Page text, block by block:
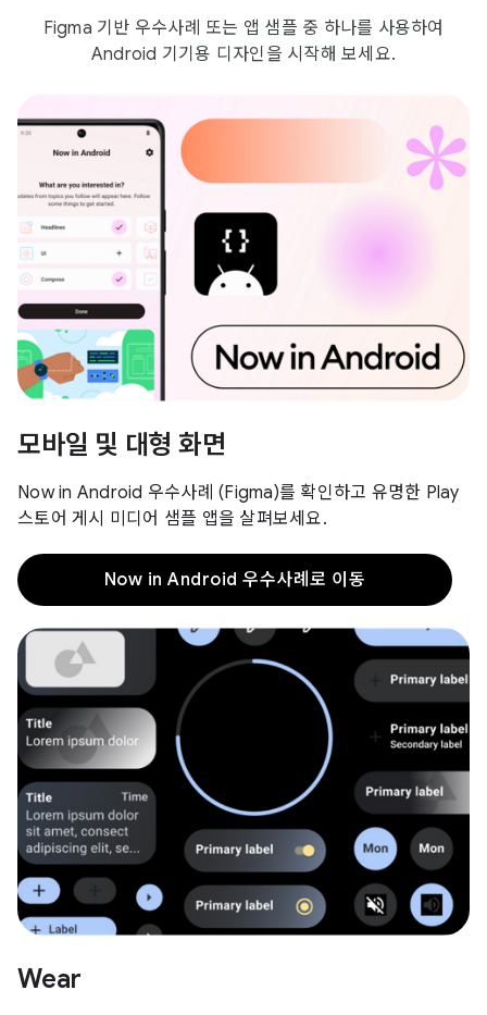
Figma 기반 우수사례 또는 앱 샘플 중 하나를 사용하여
Android 기기용 디자인을 시작해 보세요.
모바일 및 대형 화면
Now in Android 우수사례 (Figma)를 확인하고 유명한 Play
스토어 게시 미디어 샘플 앱을 살펴보세요.
Now in Android 우수사례로 이동
Wear